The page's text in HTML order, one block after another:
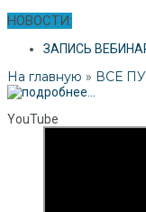
НОВОСТИ:
ЗАПИСЬ
На главную » ВСЕ
YouTube